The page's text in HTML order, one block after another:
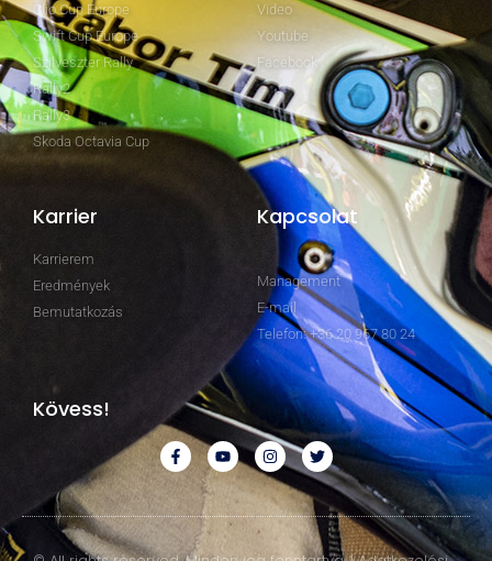
Clio Cup Europe
Swift Cup Europe
Szilveszter Rally
Rally2
Rally3
Skoda Octavia Cup
Video
Youtube
Facebook
Karrier
Karrierem
Eredmények
Bemutatkozás
Kapcsolat
Management
E-mail
Telefon: +36 20 967 80 24
Kövess!